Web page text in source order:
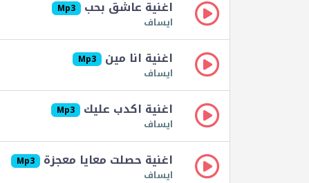
اغنية عاشق بحب Mp3
ايساف
اغنية انا مين Mp3
ايساف
اغنية اكدب عليك Mp3
ايساف
اغنية حصلت معايا معجزة Mp3
ايساف